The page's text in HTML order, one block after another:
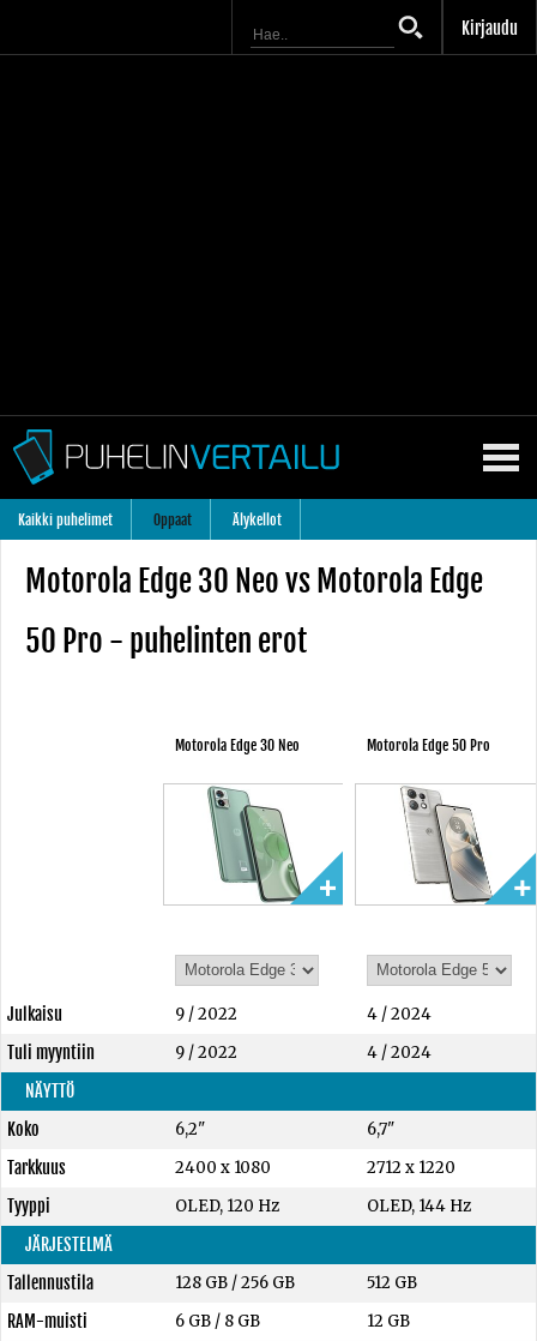
Kirjaudu
Kaikki puhelimet Oppaat Älykellot
Motorola Edge 30 Neo vs Motorola Edge
50 Pro - puhelinten erot
Motorola Edge 30 Neo Motorola Edge 50 Pro
Julkaisu 9 / 2022
4 / 2024
Tuli myyntiin
9 / 2022
4 / 2024
NÄYTTÖ
Koko
6,2"
6,7"
Tarkkuus
2400 x 1080
2712 x 1220
Tyyppi
OLED, 120 Hz
OLED, 144 Hz
JÄRJESTELMÄ
Tallennustila
128 GB/256 GB
512 GB
RAM-muisti
6 GB/ 8 GB
12 GB